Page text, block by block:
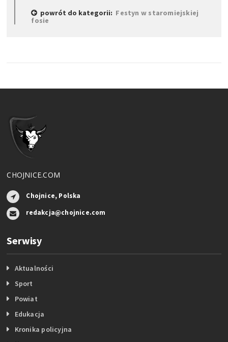
powrót do kategorii: Festyn w staromiejskiej
fosie
CHOJNICE.COM
Chojnice, Polska
redakcja@chojnice.com
Serwisy
Aktualności
Sport
Powiat
Edukacja
Kronika policyjna